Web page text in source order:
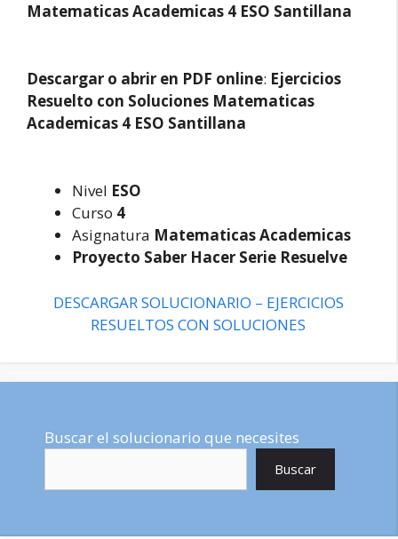
Matematicas Academicas 4 ESO Santillana
Descargar o abrir en PDF online: Ejercicios
Resuelto con Soluciones Matematicas
Academicas 4 ESO Santillana
Nivel ESO
Curso 4
Asignatura Matematicas Academicas
Proyecto Saber Hacer Serie Resuelve
DESCARGAR SOLUCIONARIO – EJERCICIOS
RESUELTOS CON SOLUCIONES
Buscar el solucionario que necesites
Buscar